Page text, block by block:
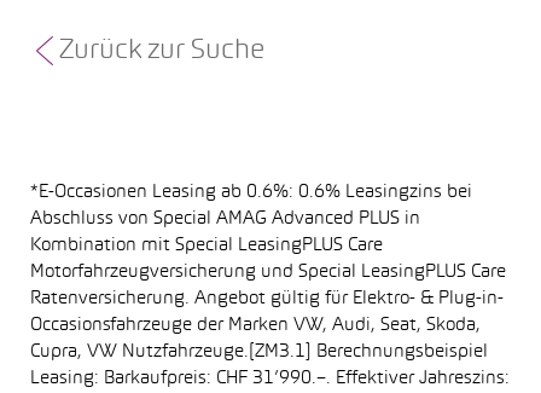
Zurück zur Suche
*E-Occasionen Leasing ab 0.6%: 0.6% Leasingzins bei
Abschluss von Special AMAG Advanced PLUS in
Kombination mit Special LeasingPLUS Care
Motorfahrzeugversicherung und Special LeasingPLUS Care
Ratenversicherung. Angebot gültig für Elektro- & Plug-in-
Occasionsfahrzeuge der Marken VW, Audi, Seat, Skoda,
Cupra, VW Nutzfahrzeuge.[ZM3.1] Berechnungsbeispiel
Leasing: Barkaufpreis: CHF 31’990.–. Effektiver Jahreszins: